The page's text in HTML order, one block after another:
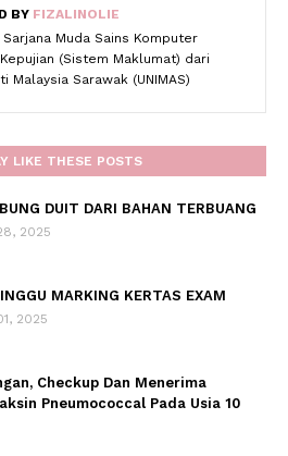
BY FIZALINOLIE
Sarjana Muda Sains Komputer
(Sistem Maklumat) dari
Malaysia Sarawak (UNIMAS)
LIKE THESE POSTS
DUIT DARI BAHAN TERBUANG
2025
MARKING KERTAS EXAM
2025
Checkup Dan Menerima
Pneumococcal Pada Usia 10